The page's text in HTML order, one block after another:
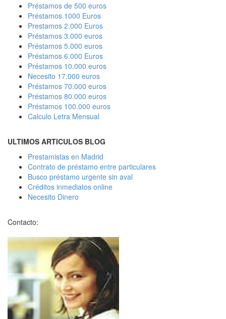
Préstamos de 500 euros
Préstamos 1000 Euros
Prestamos 2.000 Euros
Préstamos 3.000 euros
Préstamos 5.000 euros
Préstamos 6.000 Euros
Préstamos 10.000 euros
Necesito 17.000 euros
Préstamos 70.000 euros
Préstamos 80.000 euros
Préstamos 100.000 euros
Calculo Letra Mensual
ULTIMOS ARTICULOS BLOG
Prestamistas en Madrid
Contrato de préstamo entre particulares
Busco préstamo urgente sin aval
Créditos inmediatos online
Necesito Dinero
Contacto: